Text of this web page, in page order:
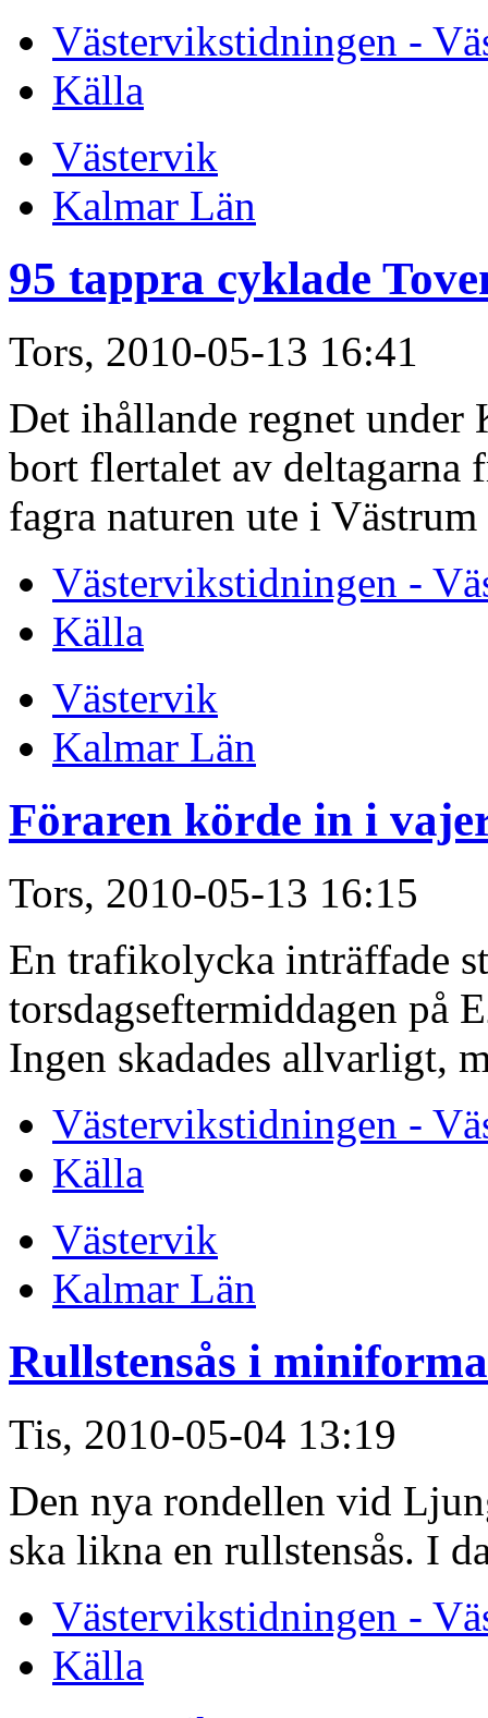
Västervikstidningen -
Källa
Västervik
Kalmar Län
95 tappra cyklade
Tors, 2010-05-13 16:41
Det ihållande regnet
bort flertalet av deltagarna
fagra naturen ute i
Västervikstidningen -
Källa
Västervik
Kalmar Län
Föraren körde in i
Tors, 2010-05-13 16:15
En trafikolycka inträffade
torsdagseftermiddagen på
Ingen skadades allvarligt,
Västervikstidningen -
Källa
Västervik
Kalmar Län
Rullstensås i
Tis, 2010-05-04 13:19
Den nya rondellen vid
ska likna en rullstensås. I
Västervikstidningen -
Källa